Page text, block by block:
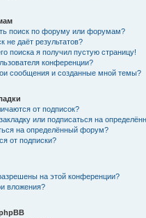
поиск по форуму или форумам?
не даёт результатов?
поиска я получил пустую страницу!
конференции?
сообщения и созданные мной темы?
от подписок?
или подписаться на
на определённый форум?
от подписки?
на этой конференции?
вложения?